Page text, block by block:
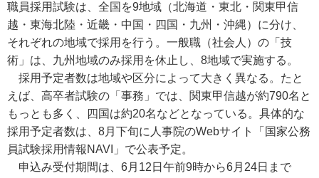
職員採用試験は、全国を9地域（北海道・東北・関東甲信
越・東海北陸・近畿・中国・四国・九州・沖縄）に分け、
それぞれの地域で採用を行う。一般職（社会人）の「技
術」は、九州地域のみ採用を休止し、8地域で実施する。
採用予定者数は地域や区分によって大きく異なる。たと
えば、高卒者試験の「事務」では、関東甲信越が約790名と
もっとも多く、四国は約20名などとなっている。具体的な
採用予定者数は、8月下旬に人事院のWebサイト「国家公務
員試験採用情報NAVI」で公表予定。
申込み受付期間は、6月12日午前9時から6月24日まで